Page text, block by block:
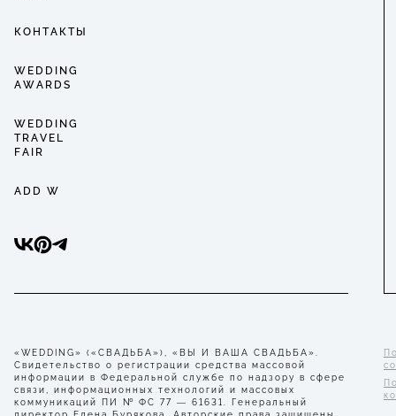
КОНТАКТЫ
WEDDING
AWARDS
WEDDING
TRAVEL
FAIR
ADD W
«WEDDING» («СВАДЬБА»), «ВЫ И ВАША СВАДЬБА».
Свидетельство о регистрации средства массовой
информации в Федеральной службе по надзору в сфере
связи, информационных технологий и массовых
коммуникаций ПИ № ФС 77 — 61631. Генеральный